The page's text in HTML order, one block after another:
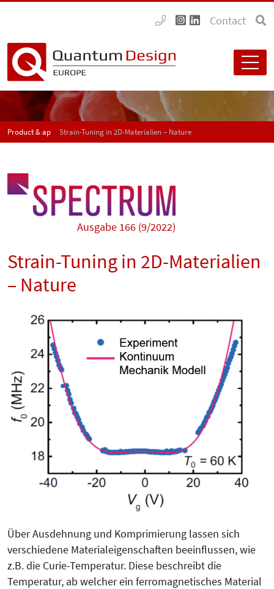
Contact
Product & application news - SPECTRUMStrain-Tuning in 2D-Materialien – Nature
Ausgabe 166 (9/2022)
Strain-Tuning in 2D-Materialien
– Nature
Über Ausdehnung und Komprimierung lassen sich
verschiedene Materialeigenschaften beeinflussen, wie
z.B. die Curie-Temperatur. Diese beschreibt die
Temperatur, ab welcher ein ferromagnetisches Material